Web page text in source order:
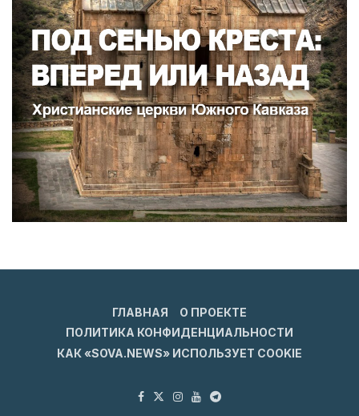
ГЛАВНАЯ
О ПРОЕКТЕ
ПОЛИТИКА КОНФИДЕНЦИАЛЬНОСТИ
КАК «SOVA.NEWS» ИСПОЛЬЗУЕТ COOKIE